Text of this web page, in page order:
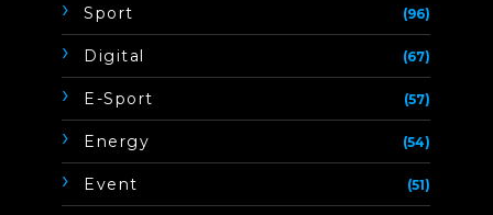
Sport (96)
Digital (67)
E-Sport (57)
Energy (54)
Event (51)